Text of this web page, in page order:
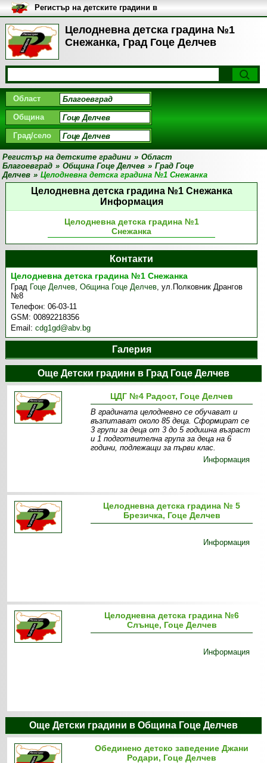
Целодневна детска градина №1
Снежанка, Град Гоце Делчев
Регистър на детските градини в
България
Област
Община
Град/село
Регистър на детските градини » Област
Благоевград » Община Гоце Делчев » Град Гоце
Делчев » Целодневна детска градина №1 Снежанка
Целодневна детска градина №1 Снежанка
Информация
Целодневна детска градина №1
Снежанка
Контакти
Целодневна детска градина №1 Снежанка
Град Гоце Делчев,Община Гоце Делчев,ул.Полковник Дрангов
№8
Телефон:06-03-11
GSM:00892218356
Email:cdg1gd@abv.bg
Галерия
Още Детски градини в Град Гоце Делчев
ЦДГ №4 Радост, Гоце Делчев
В градината целодневно се обучават и
възпитават около 85 деца. Сформират се
3 групи за деца от 3 до 5 годишна възраст
и 1 подготвителна група за деца на 6
години, подлежащи за първи клас.
Информация
Целодневна детска градина № 5
Брезичка, Гоце Делчев
Информация
Целодневна детска градина №6
Слънце, Гоце Делчев
Информация
Още Детски градини в Община Гоце Делчев
Обединено детско заведение Джани
Родари, Гоце Делчев